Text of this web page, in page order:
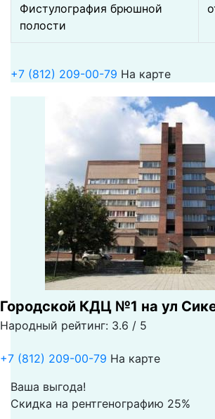
Фистулография брюшной
полости
+7 (812) 209-00-79 На карте
Городской КДЦ №1 на ул
Народный рейтинг: 3.6 / 5
+7 (812) 209-00-79 На карте
Ваша выгода!
Скидка на рентгенографию 25%